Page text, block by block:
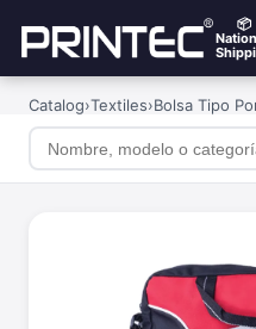
📦
Catalog›Textiles›Bolsa Tipo